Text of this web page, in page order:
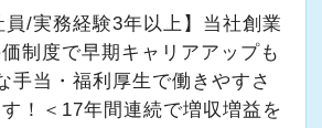
お気軽にご連絡ください。
ッフとして、会計業務全般を
/実務経験3年以上】当社創業
制度で早期キャリアアップも
手当・福利厚生で働きやすさ
！＜17年間連続で増収増益を